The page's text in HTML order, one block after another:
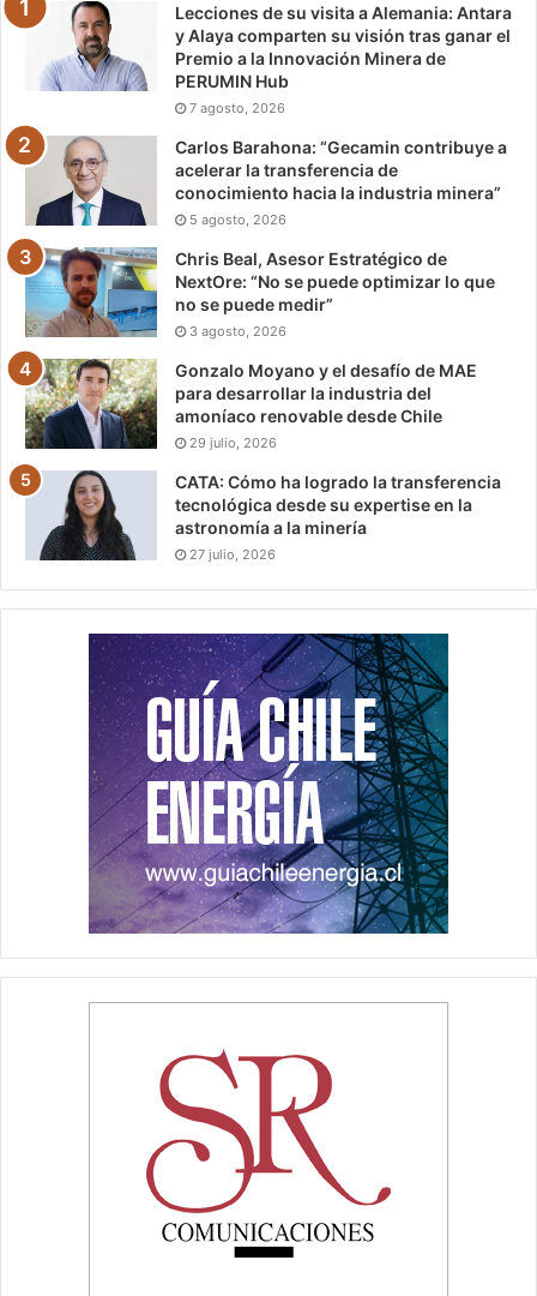
Lecciones de su visita a Alemania: Antara
y Alaya comparten su visión tras ganar el
Premio a la Innovación Minera de
PERUMIN Hub
7 agosto, 2026
Carlos Barahona: “Gecamin contribuye a
acelerar la transferencia de
conocimiento hacia la industria minera”
5 agosto, 2026
Chris Beal, Asesor Estratégico de
NextOre: “No se puede optimizar lo que
no se puede medir”
3 agosto, 2026
Gonzalo Moyano y el desafío de MAE
para desarrollar la industria del
amoníaco renovable desde Chile
29 julio, 2026
CATA: Cómo ha logrado la transferencia
tecnológica desde su expertise en la
astronomía a la minería
27 julio, 2026